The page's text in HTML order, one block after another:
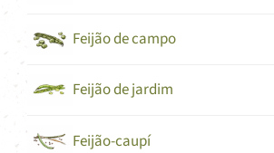
Feijão de campo
Feijão de jardim
Feijão-caupí